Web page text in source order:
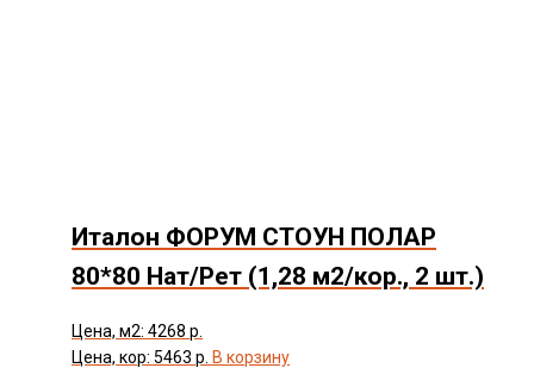
Италон ФОРУМ СТОУН ПОЛАР
80*80 Нат/Рет (1,28 м2/кор., 2 шт.)
Цена, м2: 4268 р.
Цена, кор: 5463 р. В корзину